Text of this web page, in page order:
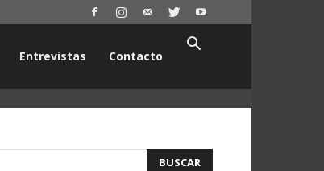
Entrevistas Contacto